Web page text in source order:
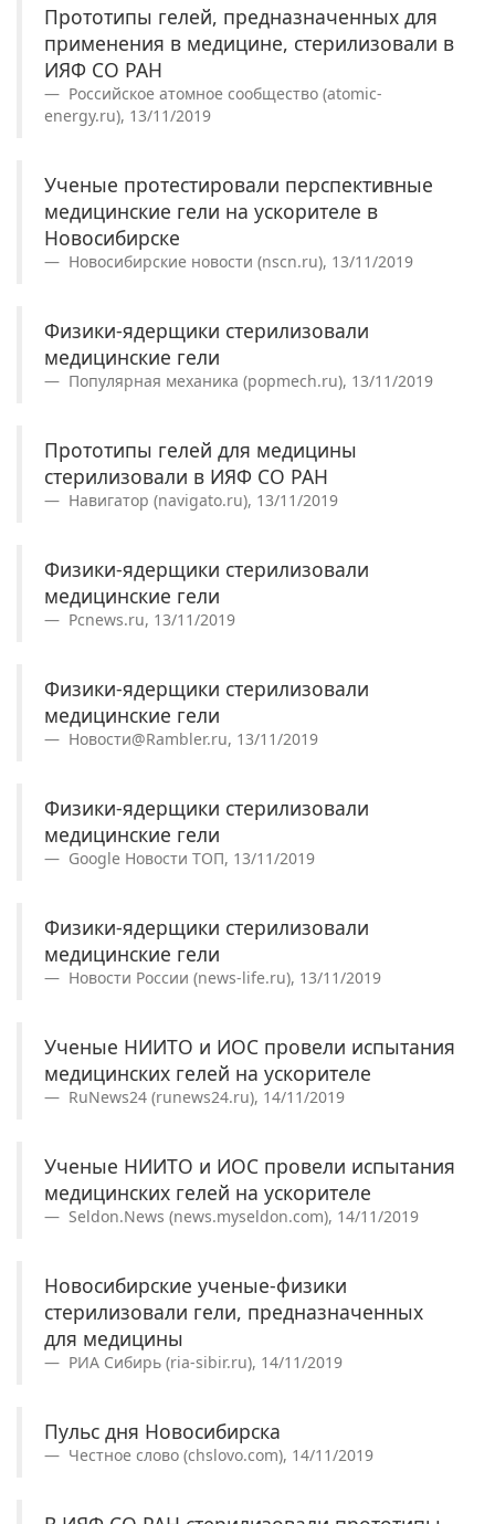
Прототипы гелей, предназначенных для
применения в медицине, стерилизовали в
ИЯФ СО РАН
Российское атомное сообщество (atomic-
energy.ru), 13/11/2019
Ученые протестировали перспективные
медицинские гели на ускорителе в
Новосибирске
Новосибирские новости (nscn.ru), 13/11/2019
Физики-ядерщики стерилизовали
медицинские гели
Популярная механика (popmech.ru), 13/11/2019
Прототипы гелей для медицины
стерилизовали в ИЯФ СО РАН
Навигатор (navigato.ru), 13/11/2019
Физики-ядерщики стерилизовали
медицинские гели
Pcnews.ru, 13/11/2019
Физики-ядерщики стерилизовали
медицинские гели
Новости@Rambler.ru, 13/11/2019
Физики-ядерщики стерилизовали
медицинские гели
Google Новости ТОП, 13/11/2019
Физики-ядерщики стерилизовали
медицинские гели
Новости России (news-life.ru), 13/11/2019
Ученые НИИТО и ИОС провели испытания
медицинских гелей на ускорителе
RuNews24 (runews24.ru), 14/11/2019
Ученые НИИТО и ИОС провели испытания
медицинских гелей на ускорителе
Seldon.News (news.myseldon.com), 14/11/2019
Новосибирские ученые-физики
стерилизовали гели, предназначенных
для медицины
РИА Сибирь (ria-sibir.ru), 14/11/2019
Пульс дня Новосибирска
Честное слово (chslovo.com), 14/11/2019